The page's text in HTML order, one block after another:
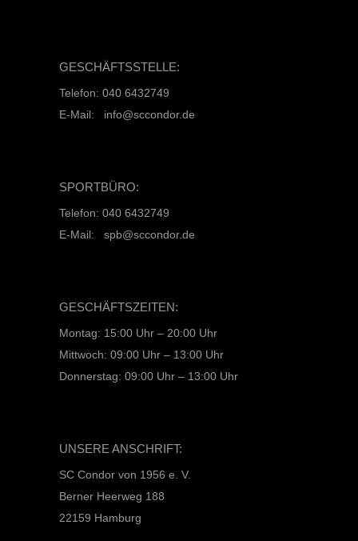
GESCHÄFTSSTELLE:
Telefon: 040 6432749
E-Mail: info@sccondor.de
SPORTBÜRO:
Telefon: 040 6432749
E-Mail: spb@sccondor.de
GESCHÄFTSZEITEN:
Montag: 15:00 Uhr – 20:00 Uhr
Mittwoch: 09:00 Uhr – 13:00 Uhr
Donnerstag: 09:00 Uhr – 13:00 Uhr
UNSERE ANSCHRIFT:
SC Condor von 1956 e. V.
Berner Heerweg 188
22159 Hamburg